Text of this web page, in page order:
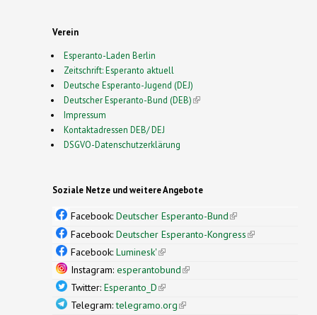
Verein
Esperanto-Laden Berlin
Zeitschrift: Esperanto aktuell
Deutsche Esperanto-Jugend (DEJ)
Deutscher Esperanto-Bund (DEB)(link is external)
Impressum
Kontaktadressen DEB/ DEJ
DSGVO-Datenschutzerklärung
Soziale Netze und weitere Angebote
Facebook: Deutscher Esperanto-Bund(link is
external)
Facebook: Deutscher Esperanto-Kongress(link is
Facebook: Luminesk'(link is external)
Instagram: esperantobund(link is external)
Twitter: Esperanto_D(link is external)
Telegram:telegramo.org(link is external)